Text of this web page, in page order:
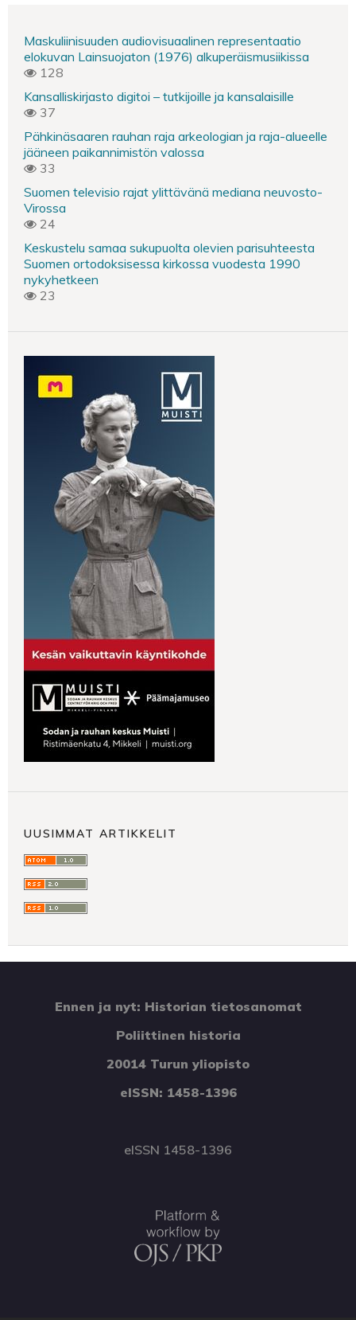
Maskuliinisuuden audiovisuaalinen representaatio
elokuvan Lainsuojaton (1976) alkuperäismusiikissa
128
Kansalliskirjasto digitoi – tutkijoille ja kansalaisille
37
Pähkinäsaaren rauhan raja arkeologian ja raja-alueelle
jääneen paikannimistön valossa
33
Suomen televisio rajat ylittävänä mediana neuvosto-
Virossa
24
Keskustelu samaa sukupuolta olevien parisuhteesta
Suomen ortodoksisessa kirkossa vuodesta 1990
nykyhetkeen
23
UUSIMMAT ARTIKKELIT
Ennen ja nyt: Historian tietosanomat
Poliittinen historia
20014 Turun yliopisto
eISSN: 1458-1396
eISSN 1458-1396